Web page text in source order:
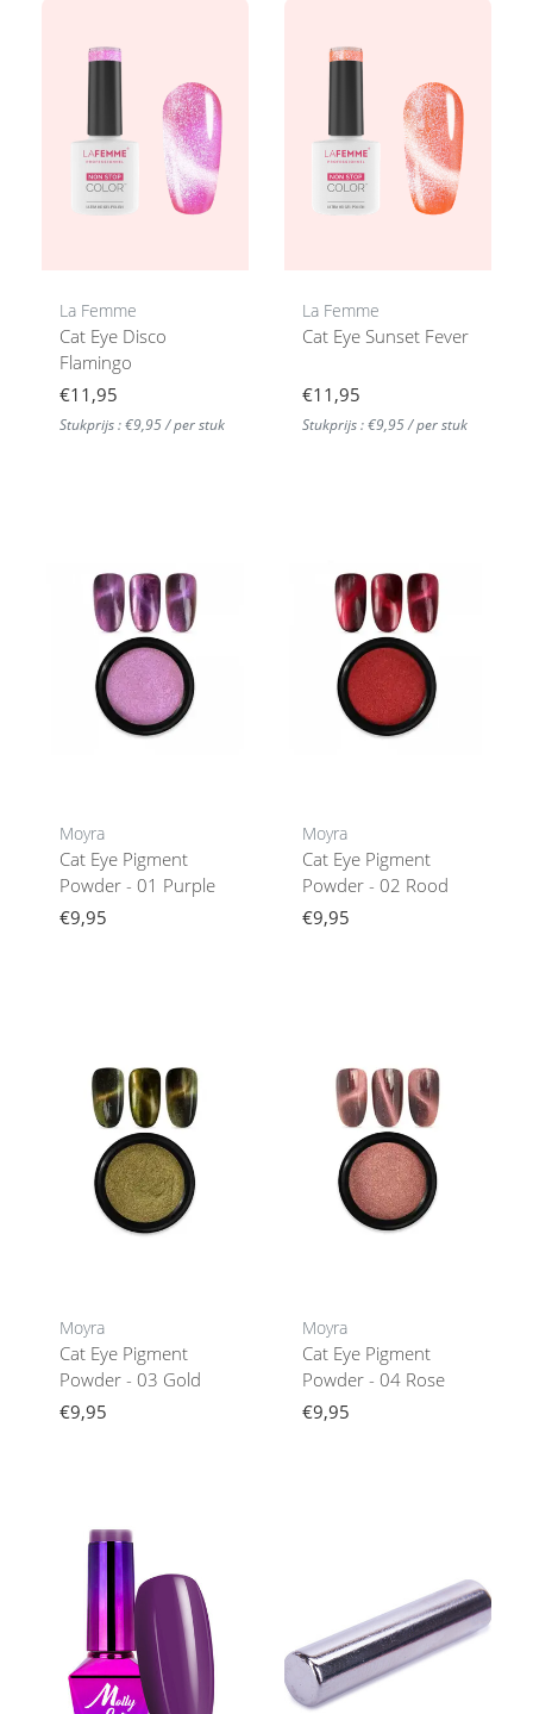
La Femme
Cat Eye Disco
Flamingo
€11,95
Stukprijs : €9,95 / per stuk
La Femme
Cat Eye Sunset Fever
€11,95
Stukprijs : €9,95 / per stuk
Moyra
Cat Eye Pigment
Powder - 01 Purple
€9,95
Moyra
Cat Eye Pigment
Powder - 02 Rood
€9,95
Moyra
Cat Eye Pigment
Powder - 03 Gold
€9,95
Moyra
Cat Eye Pigment
Powder - 04 Rose
€9,95